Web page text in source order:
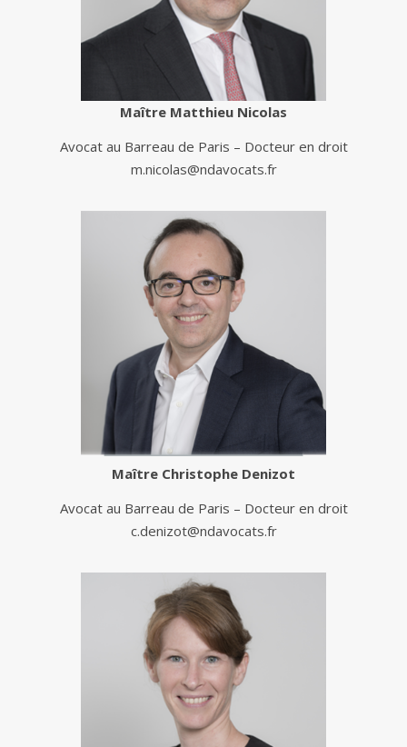
Maître Matthieu Nicolas
Avocat au Barreau de Paris – Docteur en droit
m.nicolas@ndavocats.fr
Maître Christophe Denizot
Avocat au Barreau de Paris – Docteur en droit
c.denizot@ndavocats.fr